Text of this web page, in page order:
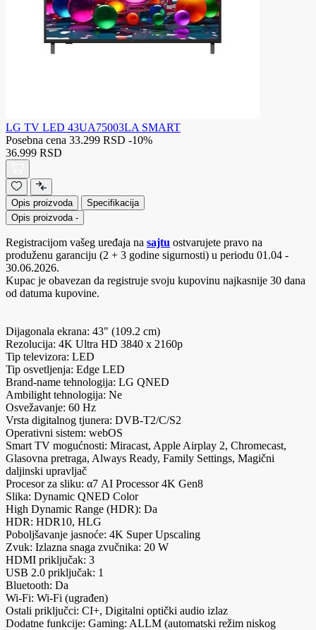
LG TV LED 43UA75003LA SMART
Posebna cena 33.299 RSD -10%
36.999 RSD
Opis proizvoda
Specifikacija
Opis proizvoda -
Registracijom vašeg uređaja na sajtu ostvarujete pravo na
produženu garanciju (2 + 3 godine sigurnosti) u periodu 01.04 -
30.06.2026.
Kupac je obavezan da registruje svoju kupovinu najkasnije 30 dana
od datuma kupovine.
Dijagonala ekrana: 43" (109.2 cm)
Rezolucija: 4K Ultra HD 3840 x 2160p
Tip televizora: LED
Tip osvetljenja: Edge LED
Brand-name tehnologija: LG QNED
Ambilight tehnologija: Ne
Osvežavanje: 60 Hz
Vrsta digitalnog tjunera: DVB-T2/C/S2
Operativni sistem: webOS
Smart TV mogućnosti: Miracast, Apple Airplay 2, Chromecast,
Glasovna pretraga, Always Ready, Family Settings, Magični
daljinski upravljač
Procesor za sliku: α7 AI Processor 4K Gen8
Slika: Dynamic QNED Color
High Dynamic Range (HDR): Da
HDR: HDR10, HLG
Poboljšavanje jasnoće: 4K Super Upscaling
Zvuk: Izlazna snaga zvučnika: 20 W
HDMI priključak: 3
USB 2.0 priključak: 1
Bluetooth: Da
Wi-Fi: Wi-Fi (ugrađen)
Ostali priključci: CI+, Digitalni optički audio izlaz
Dodatne funkcije: Gaming: ALLM (automatski režim niskog